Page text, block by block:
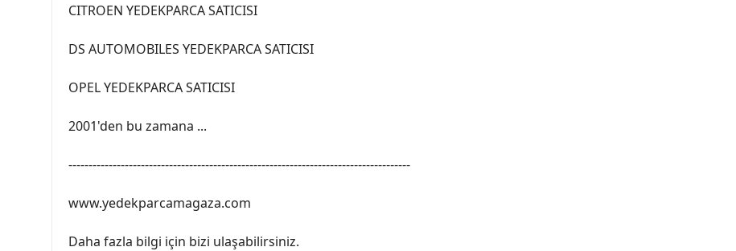
CITROEN YEDEKPARCA SATICISI
DS AUTOMOBILES YEDEKPARCA SATICISI
OPEL YEDEKPARCA SATICISI
2001'den bu zamana ...
-------------------------------------------------------------------------------------
www.yedekparcamagaza.com
Daha fazla bilgi için bizi ulaşabilirsiniz.